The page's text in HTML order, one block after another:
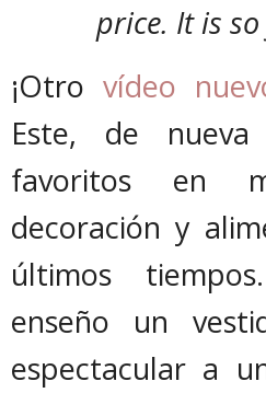
price. It is
¡Otro vídeo
Este, de
favoritos en
decoración y
últimos
enseño un
espectacular a